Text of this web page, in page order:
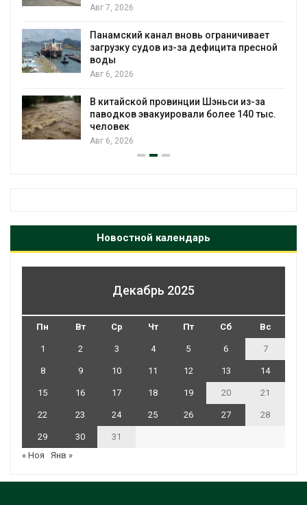
2026
канал вновь ограничивает
судов из-за дефицита пресной
2026
провинции Шэньси из-за
эвакуировали более 140 тыс.
2026
Авг 6, 2026
Авг 6, 2026
Новостной календарь
Декабрь 2025
Пн Вт Ср Чт Пт Сб Вс
1 2 3 4 5 6 7
8 9 10 11 12 13 14
15 16 17 18 19 20 21
22 23 24 25 26 27 28
29 30
31
« Ноя
Янв »